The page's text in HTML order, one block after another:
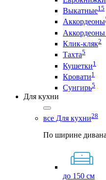
Выкатные15
Аккордеоны
Аккордеоны
Клик-кляк2
Тахта5
Кушетки1
Кровати1
Сунгирь5
Для кухни
все Для кухни28
По ширине
до 150 см